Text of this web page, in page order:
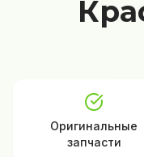
Оригинальные
запчасти